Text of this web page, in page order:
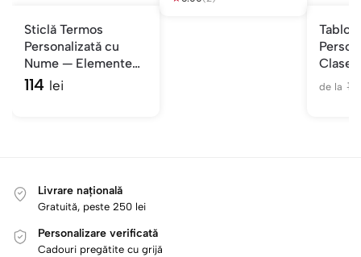
Sticlă Termos
Personalizată cu
Nume — Elemente
Școlare
114 lei
Clasei
Decor
de la
Livrare națională
Gratuită, peste 250 lei
Personalizare verificată
Cadouri pregătite cu grijă